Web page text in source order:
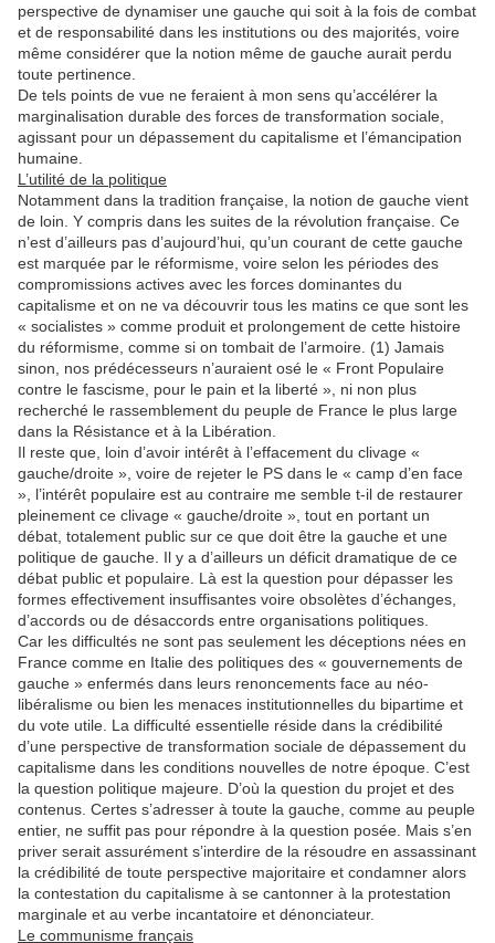
perspective de dynamiser une gauche qui soit à la fois de combat
et de responsabilité dans les institutions ou des majorités, voire
même considérer que la notion même de gauche aurait perdu
toute pertinence.
De tels points de vue ne feraient à mon sens qu’accélérer la
marginalisation durable des forces de transformation sociale,
agissant pour un dépassement du capitalisme et l’émancipation
humaine.
L’utilité de la politique
Notamment dans la tradition française, la notion de gauche vient
de loin. Y compris dans les suites de la révolution française. Ce
n’est d’ailleurs pas d’aujourd’hui, qu’un courant de cette gauche
est marquée par le réformisme, voire selon les périodes des
compromissions actives avec les forces dominantes du
capitalisme et on ne va découvrir tous les matins ce que sont les
« socialistes » comme produit et prolongement de cette histoire
du réformisme, comme si on tombait de l’armoire. (1) Jamais
sinon, nos prédécesseurs n’auraient osé le « Front Populaire
contre le fascisme, pour le pain et la liberté », ni non plus
recherché le rassemblement du peuple de France le plus large
dans la Résistance et à la Libération.
Il reste que, loin d’avoir intérêt à l’effacement du clivage «
gauche/droite », voire de rejeter le PS dans le « camp d’en face
», l’intérêt populaire est au contraire me semble t-il de restaurer
pleinement ce clivage « gauche/droite », tout en portant un
débat, totalement public sur ce que doit être la gauche et une
politique de gauche. Il y a d’ailleurs un déficit dramatique de ce
débat public et populaire. Là est la question pour dépasser les
formes effectivement insuffisantes voire obsolètes d’échanges,
d’accords ou de désaccords entre organisations politiques.
Car les difficultés ne sont pas seulement les déceptions nées en
France comme en Italie des politiques des « gouvernements de
gauche » enfermés dans leurs renoncements face au néo-
libéralisme ou bien les menaces institutionnelles du bipartime et
du vote utile. La difficulté essentielle réside dans la crédibilité
d’une perspective de transformation sociale de dépassement du
capitalisme dans les conditions nouvelles de notre époque. C’est
la question politique majeure. D’où la question du projet et des
contenus. Certes s’adresser à toute la gauche, comme au peuple
entier, ne suffit pas pour répondre à la question posée. Mais s’en
priver serait assurément s’interdire de la résoudre en assassinant
la crédibilité de toute perspective majoritaire et condamner alors
la contestation du capitalisme à se cantonner à la protestation
marginale et au verbe incantatoire et dénonciateur.
Le communisme français